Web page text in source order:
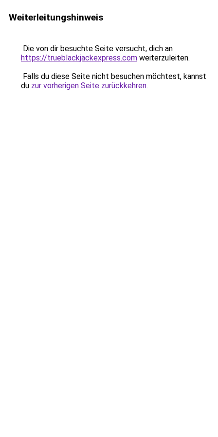
Weiterleitungshinweis
Die von dir besuchte Seite versucht, dich an
https://trueblackjackexpress.com weiterzuleiten.
Falls du diese Seite nicht besuchen möchtest, kannst
du zur vorherigen Seite zurückkehren.